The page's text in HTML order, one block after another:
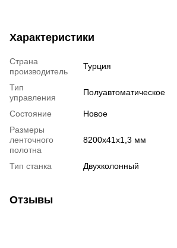
Характеристики
Страна
производитель
Турция
Тип
управления
Полуавтоматическое
Состояние
Новое
Размеры
ленточного
полотна
8200х41х1,3 мм
Тип станка Двухколонный
Отзывы